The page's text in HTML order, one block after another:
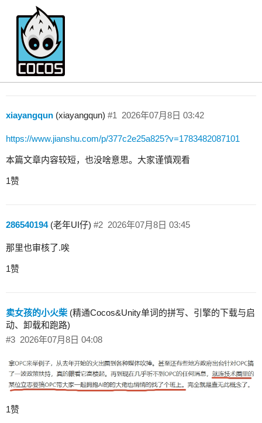
跌落神坛——我失业的那些日子42
Store
xiayangqun (xiayangqun) 2026年07月8日 03:42
#1
https://www.jianshu.com/p/377c2e25a825?v=1783482087101
本篇文章内容较短，也没啥意思。大家谨慎观看
1赞
286540194(老年UI仔) 2026年07月8日 03:45
#2
那里也审核了.唉
1赞
卖女孩的小火柴 (精通Cocos&Unity单词的拼写、引擎的下载与启
动、卸载和跑路)
2026年07月8日 04:08
#3
1赞